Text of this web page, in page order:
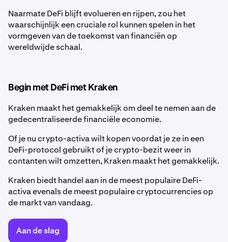
Naarmate DeFi blijft evolueren en rijpen, zou het
waarschijnlijk een cruciale rol kunnen spelen in het
vormgeven van de toekomst van financiën op
wereldwijde schaal.
Begin met DeFi met Kraken
Kraken maakt het gemakkelijk om deel te nemen aan de
gedecentraliseerde financiële economie.
Of je nu crypto-activa wilt kopen voordat je ze in een
DeFi-protocol gebruikt of je crypto-bezit weer in
contanten wilt omzetten, Kraken maakt het gemakkelijk.
Kraken biedt handel aan in de meest populaire DeFi-
activa evenals de meest populaire cryptocurrencies op
de markt van vandaag.
Aan de slag